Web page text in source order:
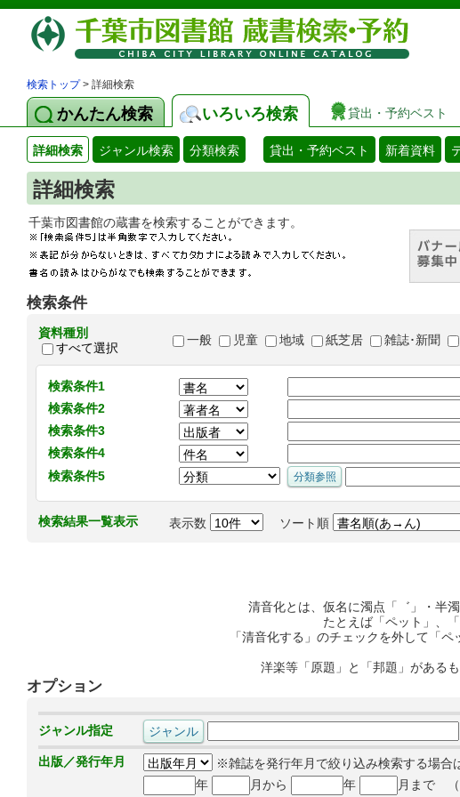
図書
検索トップ> 詳細検索
かんたん検索 いろいろ検索 貸出・予約ベスト
詳細検索 ジャンル検索 分類検索 貸出・予約ベスト 新着資料
詳細検索
千葉市図書館の蔵書を検索することができます。 広
検索条件
資料種別
すべて選択
一般 児童 地域 紙芝居 雑誌･新聞
検索条件1
検索条件2
検索条件3
検索条件4
検索条件5
検索結果一覧表示 表示数 ソート順
清音化とは、仮名に濁点「゛」・半
たとえば「ペット」、
「清音化する」のチェックを外して「
洋楽等「原題」と「邦題」がある
オプション
ジャンル指定
出版／発行年月
※雑誌を発行年月で絞り込み検索する場合
年
月から 年 月まで （